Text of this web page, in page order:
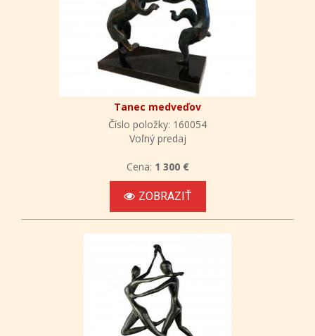
Tanec medveďov
Číslo položky: 160054
Voľný predaj
Cena: 1 300 €
ZOBRAZIŤ